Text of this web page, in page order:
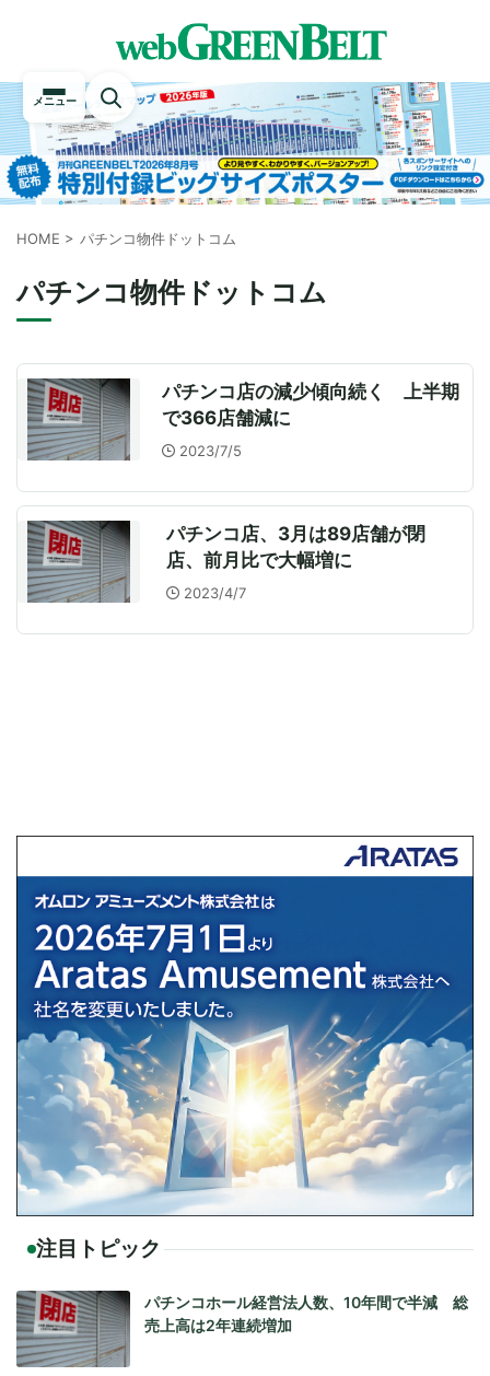
メニュー
HOME > パチンコ物件ドットコム
パチンコ物件ドットコム
パチンコ店の減少傾向続く 上半期
で366店舗減に
2023/7/5
パチンコ店、3月は89店舗が閉
店、前月比で大幅増に
2023/4/7
注目トピック
パチンコホール経営法人数、10年間で半減 総
売上高は2年連続増加